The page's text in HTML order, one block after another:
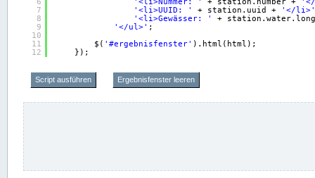
7
8
9
10
11
12
'<li>UUID: '
+ station.uuid +
'</li>'
'<li>Gewässer: '
+
'</ul>' ;
$( '#ergebnisfenster' ).html(html);
});
Script ausführen Ergebnisfenster leeren